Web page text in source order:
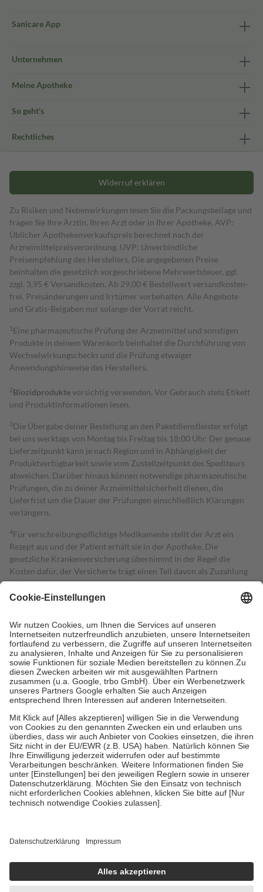
Sanicare App
Unternehmen
Meine Apotheke
So geht's
Rechtliches
Widerruf erklären
Zu Risiken und Nebenwirkungen lesen Sie die Packungsbeilage und
fragen Sie Ihre Ärztin, Ihren Arzt oder in Ihrer Apotheke. AVP:
Üblicher Apothekenverkaufspreis berechnet nach der
Arzneimittelpreisverordnung. UVP: Unverbindliche
Preisempfehlung des Herstellers. Die angegebenen Preise
beinhalten die gesetzlich vorgeschriebene Mehrwertsteuer, ggf.
zzgl. 3,95 € Versandkosten. Ab 29,00 € Bestell­wert versand­kosten­
frei. Preisänderungen und Irrtümer vorbehalten. Alle Angebote
und Gratis-Beigaben nur solange der Vorrat reicht.
1 Eine pharmazeutische Prüfung der Arzneimittel und sonstigen
Produkte in deinem Warenkorb beinhaltet die Durchführung von
Wechselwirkungschecks und die Prüfung etwaiger
Anwendungshinweise des Herstellers.
2Biozidproduktevorsichtig verwenden. Vor Gebrauch stets Etikett
und Produktinformationen lesen.
3Die Übergabe deiner Bestellung an den Paketdienstleister erfolgt
bei uns werktags von Montag bis Freitag bis 18:00 Uhr. Der genaue
Lieferzeitpunkt kann je nach Region und in Abhängigkeit der
Produktverfügbarkeit sowie vom Zustellzeitpunkt des Spediteurs
abweichen. Darüber hinaus können notwendige pharmazeutische
Prüfungen, die zu deiner Arzneimittelsicherheit dienen, die
Lieferfrist um die Dauer der Prüfungen einschließlich Klärungen
verlängern.
4Für verschreibungspflichtige Medikamente stellt der Arzt ein
Rezept aus und der Patient erhält sie in der Apotheke. Die
gesetzliche Krankenversicherung übernimmt in der Regel die
Kosten dafür, der Versicherte trägt einen Teil davon als Zuzahlung
mit.
Grundsätzlich leisten Mitglieder Zuzahlungen in Höhe von zehn
höchstens zehn Euro.
Es sind jedoch nie mehr als die tatsächlichen
Kosten der Leistung zu entrichten.
Diese Regeln gelten grundsätzlich auch für Online-Apotheken.
Bei Heilmitteln und häuslicher Krankenpflege beträgt die
Zuzahlung zehn Prozent der Kosten sowie zehn Euro je
Verordnung.
Um das Engagement der Versicherten für ihre eigene Gesundheit zu
stärken und die besondere Stellung der Familie zu unterstützen,
fallenkeine Zuzahlungenan bei:
• Kindern und Jugendlichen bis zum vollendeten 18. Lebensjahr
mit Ausnahme der Fahrkosten
• Untersuchungen zur Vorsorge und Früherkennung, die von der
GKV getragen werden
• empfohlenen Schutzimpfungen
• Harn- und Blutteststreifen
getroffen, um sicherzustellen, dass es sich um echte Bewertungen
https://help.etrusted.com/hc/de/articles/4419944605341
Einige Bilder und Inhalte wurden unter Zuhilfenahme künstlicher